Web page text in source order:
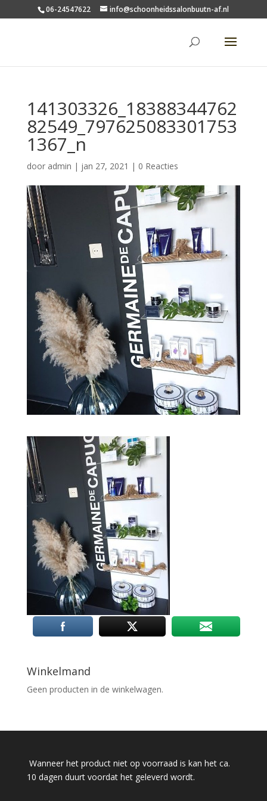
06-24547622 info@schoonheidssalonbuutn-af.nl
141303326_18388344762
82549_797625083301753
1367_n
door admin | jan 27, 2021 | 0 Reacties
Winkelmand
Geen producten in de winkelwagen.
Wanneer het product niet op voorraad is kan het ca.
10 dagen duurt voordat het geleverd wordt.